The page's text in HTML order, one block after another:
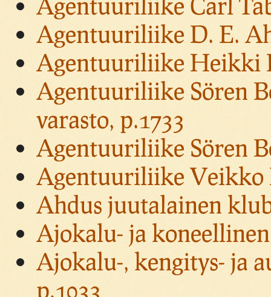
Agentuuriliike D. E.
Agentuuriliike Heikki
Agentuuriliike Sören
varasto, p.1733
Agentuuriliike Sören
Agentuuriliike Veikko
Ahdus juutalainen
Ajokalu- ja
Ajokalu-, kengitys- ja
p.1033